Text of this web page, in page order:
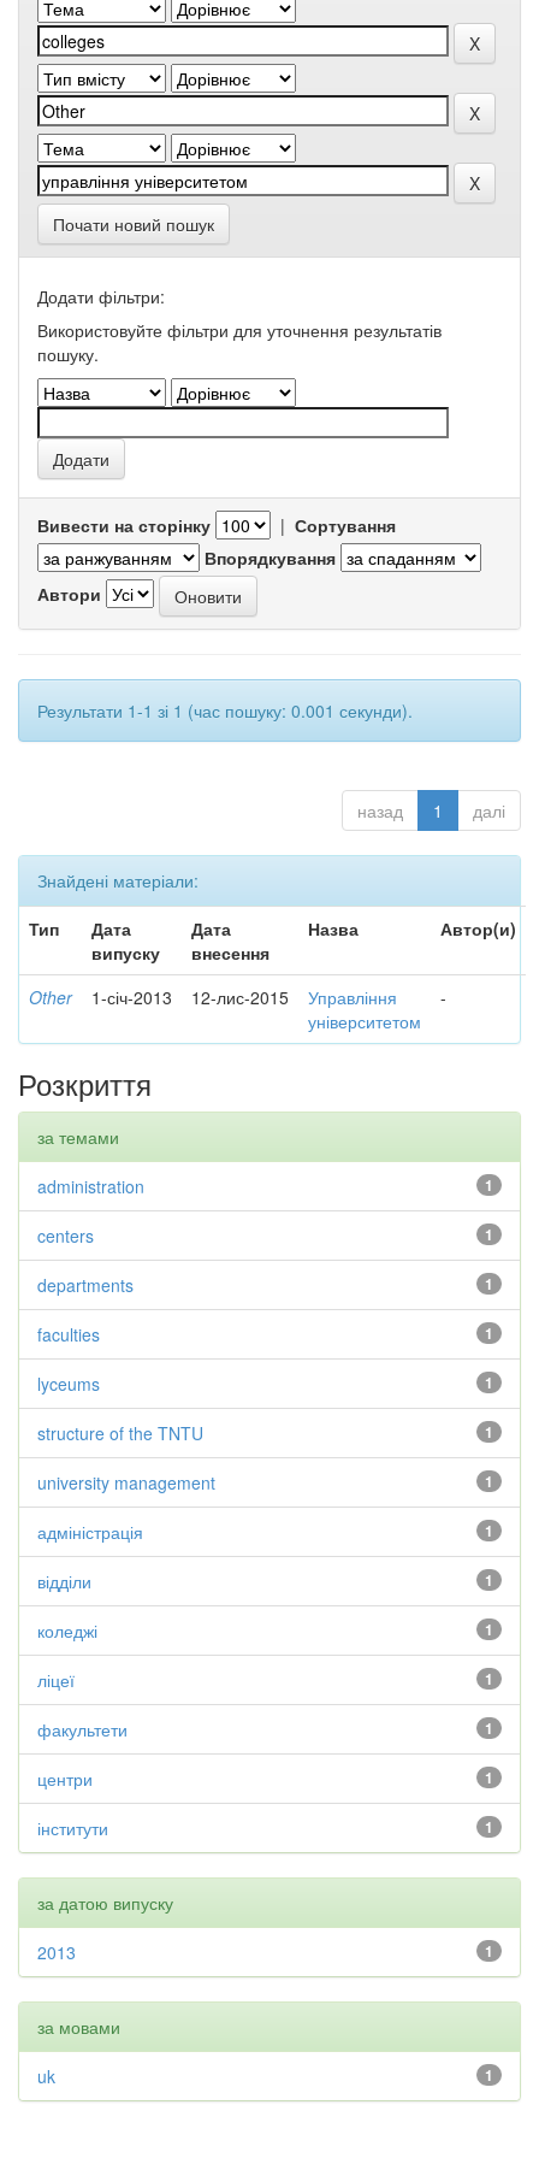
Почати новий пошук
Додати фільтри:
Використовуйте фільтри для уточнення результатів
пошуку.
Вивести на сторінку | Сортування
Впорядкування
Автори
Результати 1-1 зі 1 (час пошуку: 0.001 секунди).
назад 1 далі
Знайдені матеріали:
Тип
Дата
випуску
Дата
внесення
Назва Автор(и)
Other 1-січ-2013 12-лис-2015
Управління
університетом
-
Розкриття
за темами
1
administration
1
centers
1
departments
1
faculties
1
lyceums
1
structure of the TNTU
1
university management
1
адміністрація
1
відділи
1
коледжі
1
ліцеї
1
факультети
1
центри
1
інститути
за датою випуску
1
2013
за мовами
1
uk